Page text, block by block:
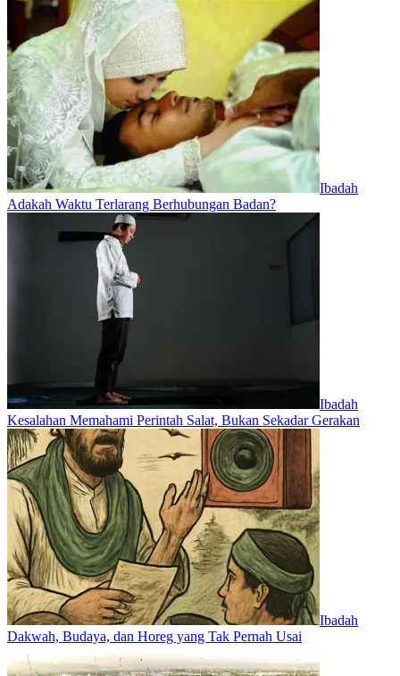
Ibadah
Adakah Waktu Terlarang Berhubungan Badan?
Ibadah
Kesalahan Memahami Perintah Salat, Bukan Sekadar Gerakan
Ibadah
Dakwah, Budaya, dan Horeg yang Tak Pernah Usai